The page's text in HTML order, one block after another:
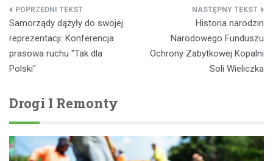
Nawigacja
wpisu
Samorządy dążyły do swojej
reprezentacji: Konferencja
prasowa ruchu "Tak dla
Polski"
Historia narodzin
Narodowego Funduszu
Ochrony Zabytkowej Kopalni
Soli Wieliczka
Drogi I Remonty